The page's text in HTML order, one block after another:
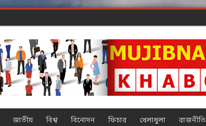
জাতীয় বিশ্ব বিনোদন ফিচার খেলাধুলা রাজনীতি